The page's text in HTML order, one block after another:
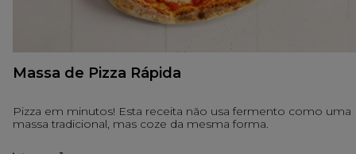
Massa de Pizza Rápida
Pizza em minutos! Esta receita não usa fermento como uma
massa tradicional, mas coze da mesma forma.